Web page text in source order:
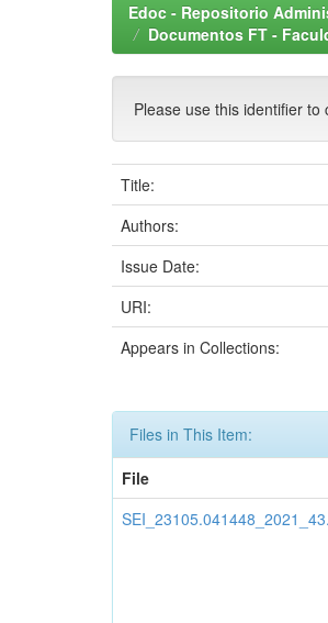
Edoc - Repositorio
Documentos FT -
Please use this identifier to
Title:
Authors:
Issue Date:
URI:
Appears in Collections:
Files in This Item:
File